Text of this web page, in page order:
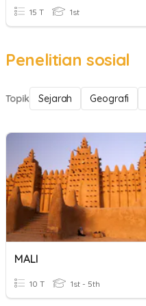
15 T 1st
Penelitian sosial
Topik Sejarah Geografi
MALI
10 T 1st - 5th